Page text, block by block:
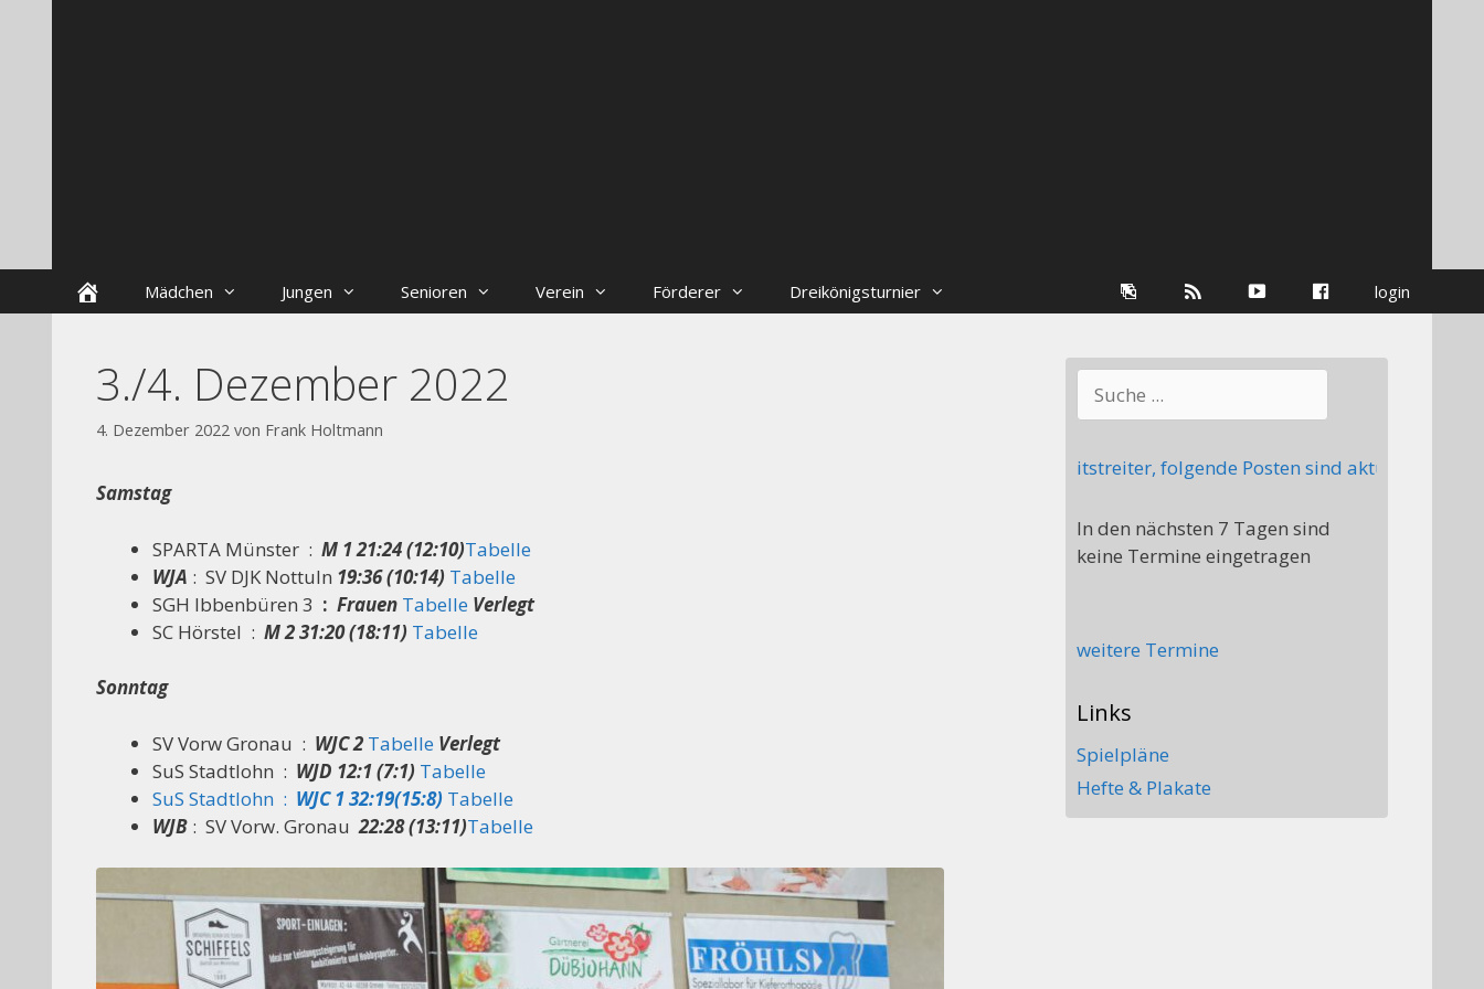
StartseiteMädchen Jungen Senioren Verein Förderer Dreikönigsturnier login
Facebook
youtube
Galerie
3./4. Dezember 2022
4. Dezember 2022 von Frank Holtmann
Samstag
SPARTA Münster : M 121:24 (12:10)Tabelle
WJA : SV DJK Nottuln 19:36 (10:14) Tabelle
SGH Ibbenbüren 3 : Frauen Tabelle Verlegt
SC Hörstel : M 231:20 (18:11) Tabelle
Sonntag
SV Vorw Gronau : WJC 2 Tabelle Verlegt
SuS Stadtlohn : WJD 12:1 (7:1) Tabelle
SuS Stadtlohn : WJC 132:19(15:8) Tabelle
WJB : SV Vorw. Gronau22:28 (13:11)Tabelle
++++ Der Vorstand der Handballabteilung sucht Mitstreiter, folgende Posten sind aktuell nicht
In den nächsten 7 Tagen sind
keine Termine eingetragen
weitere Termine
Links
Spielpläne
Hefte & Plakate